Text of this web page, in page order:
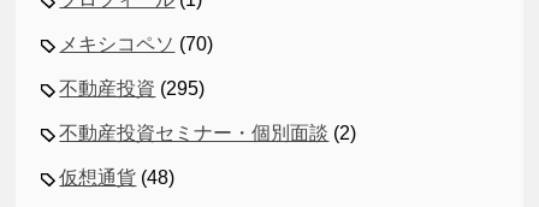
メキシコペソ (70)
不動産投資 (295)
不動産投資セミナー・個別面談 (2)
仮想通貨 (48)